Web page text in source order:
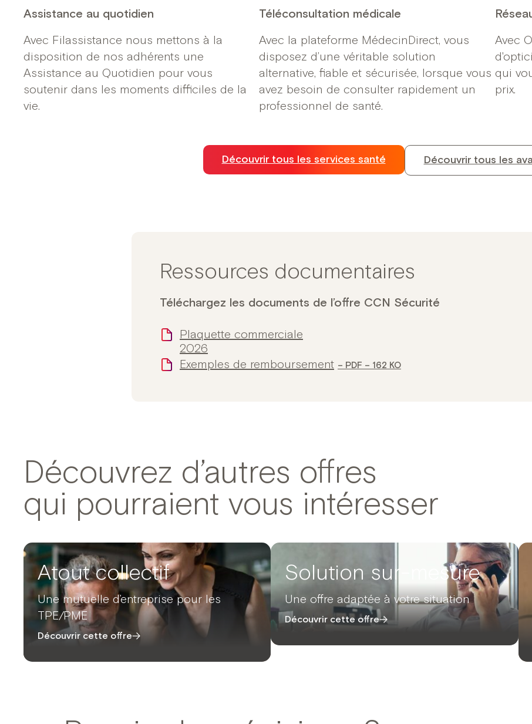
Assistance au quotidien
Avec Filassistance nous mettons à la
disposition de nos adhérents une
Assistance au Quotidien pour vous
soutenir dans les moments difficiles de la
vie.
Téléconsultation médicale
Avec la plateforme MédecinDirect, vous
disposez d’une véritable solution
alternative, fiable et sécurisée, lorsque vous
avez besoin de consulter rapidement un
professionnel de santé.
Avec
qui
prix.
Découvrir tous les services santé Découvrir tous les
Ressources documentaires
Téléchargez les documents de l’offre CCN Sécurité
Plaquette commerciale
2026
Exemples de remboursement
PDF – 162 KO
Découvrez d’autres offres
qui pourraient vous intéresser
Atout collectif
Une mutuelle d’entreprise pour les
TPE/PME
Découvrir cette offre
Solution sur-mesure
Une offre adaptée à votre situation
Découvrir cette offre